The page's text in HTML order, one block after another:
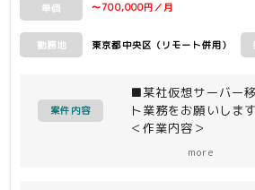
単価 〜700,000円／月
勤務地 東京都中央区（リモート併用）
案件内容
■某社仮想サーバー
ト業務をお願いします
＜作業内容＞
more